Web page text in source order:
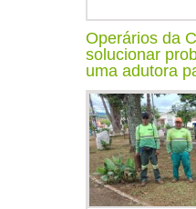
Operários da
solucionar
uma adutora